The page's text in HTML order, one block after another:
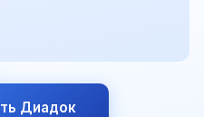
Диадок